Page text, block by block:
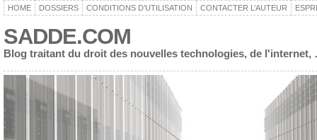
HOME DOSSIERS CONDITIONS D’UTILISATION CONTACTER L’AUTEUR
SADDE.COM
Blog traitant du droit des nouvelles technologies, de l'internet,